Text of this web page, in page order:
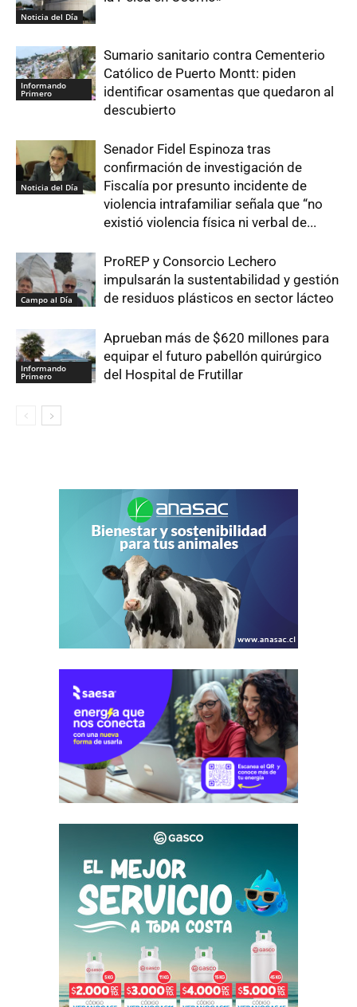
Noticia del Día
Informando
Primero
Sumario sanitario contra Cementerio
Católico de Puerto Montt: piden
identificar osamentas que quedaron al
descubierto
Noticia del Día
Senador Fidel Espinoza tras
confirmación de investigación de
Fiscalía por presunto incidente de
violencia intrafamiliar señala que “no
existió violencia física ni verbal de...
Campo al Día
ProREP y Consorcio Lechero
impulsarán la sustentabilidad y gestión
de residuos plásticos en sector lácteo
Informando
Primero
Aprueban más de $620 millones para
equipar el futuro pabellón quirúrgico
del Hospital de Frutillar